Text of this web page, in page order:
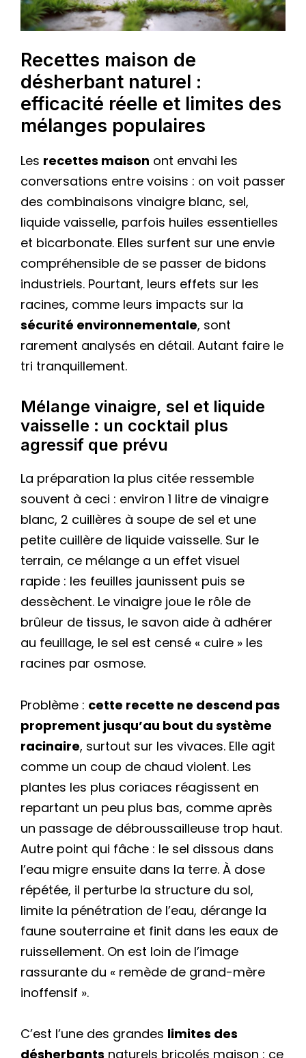
Recettes maison de
désherbant naturel :
efficacité réelle et limites des
mélanges populaires
Les recettes maison ont envahi les
conversations entre voisins : on voit passer
des combinaisons vinaigre blanc, sel,
liquide vaisselle, parfois huiles essentielles
et bicarbonate. Elles surfent sur une envie
compréhensible de se passer de bidons
industriels. Pourtant, leurs effets sur les
racines, comme leurs impacts sur la
sécurité environnementale, sont
rarement analysés en détail. Autant faire le
tri tranquillement.
Mélange vinaigre, sel et liquide
vaisselle : un cocktail plus
agressif que prévu
La préparation la plus citée ressemble
souvent à ceci : environ 1 litre de vinaigre
blanc, 2 cuillères à soupe de sel et une
petite cuillère de liquide vaisselle. Sur le
terrain, ce mélange a un effet visuel
rapide : les feuilles jaunissent puis se
dessèchent. Le vinaigre joue le rôle de
brûleur de tissus, le savon aide à adhérer
au feuillage, le sel est censé « cuire » les
racines par osmose.
Problème : cette recette ne descend pas
proprement jusqu’au bout du système
racinaire, surtout sur les vivaces. Elle agit
comme un coup de chaud violent. Les
plantes les plus coriaces réagissent en
repartant un peu plus bas, comme après
un passage de débroussailleuse trop haut.
Autre point qui fâche : le sel dissous dans
l’eau migre ensuite dans la terre. À dose
répétée, il perturbe la structure du sol,
limite la pénétration de l’eau, dérange la
faune souterraine et finit dans les eaux de
ruissellement. On est loin de l’image
rassurante du « remède de grand-mère
inoffensif ».
C’est l’une des grandes limites des
désherbants naturels bricolés maison : ce